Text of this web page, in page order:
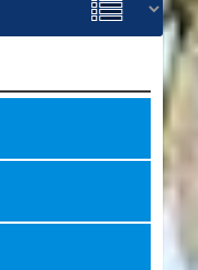
- czerwiec)
św.